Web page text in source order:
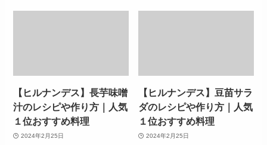
【ヒルナンデス】長芋味噌
汁のレシピや作り方｜人気
１位おすすめ料理
2024年2月25日
【ヒルナンデス】豆苗サラ
ダのレシピや作り方｜人気
１位おすすめ料理
2024年2月25日